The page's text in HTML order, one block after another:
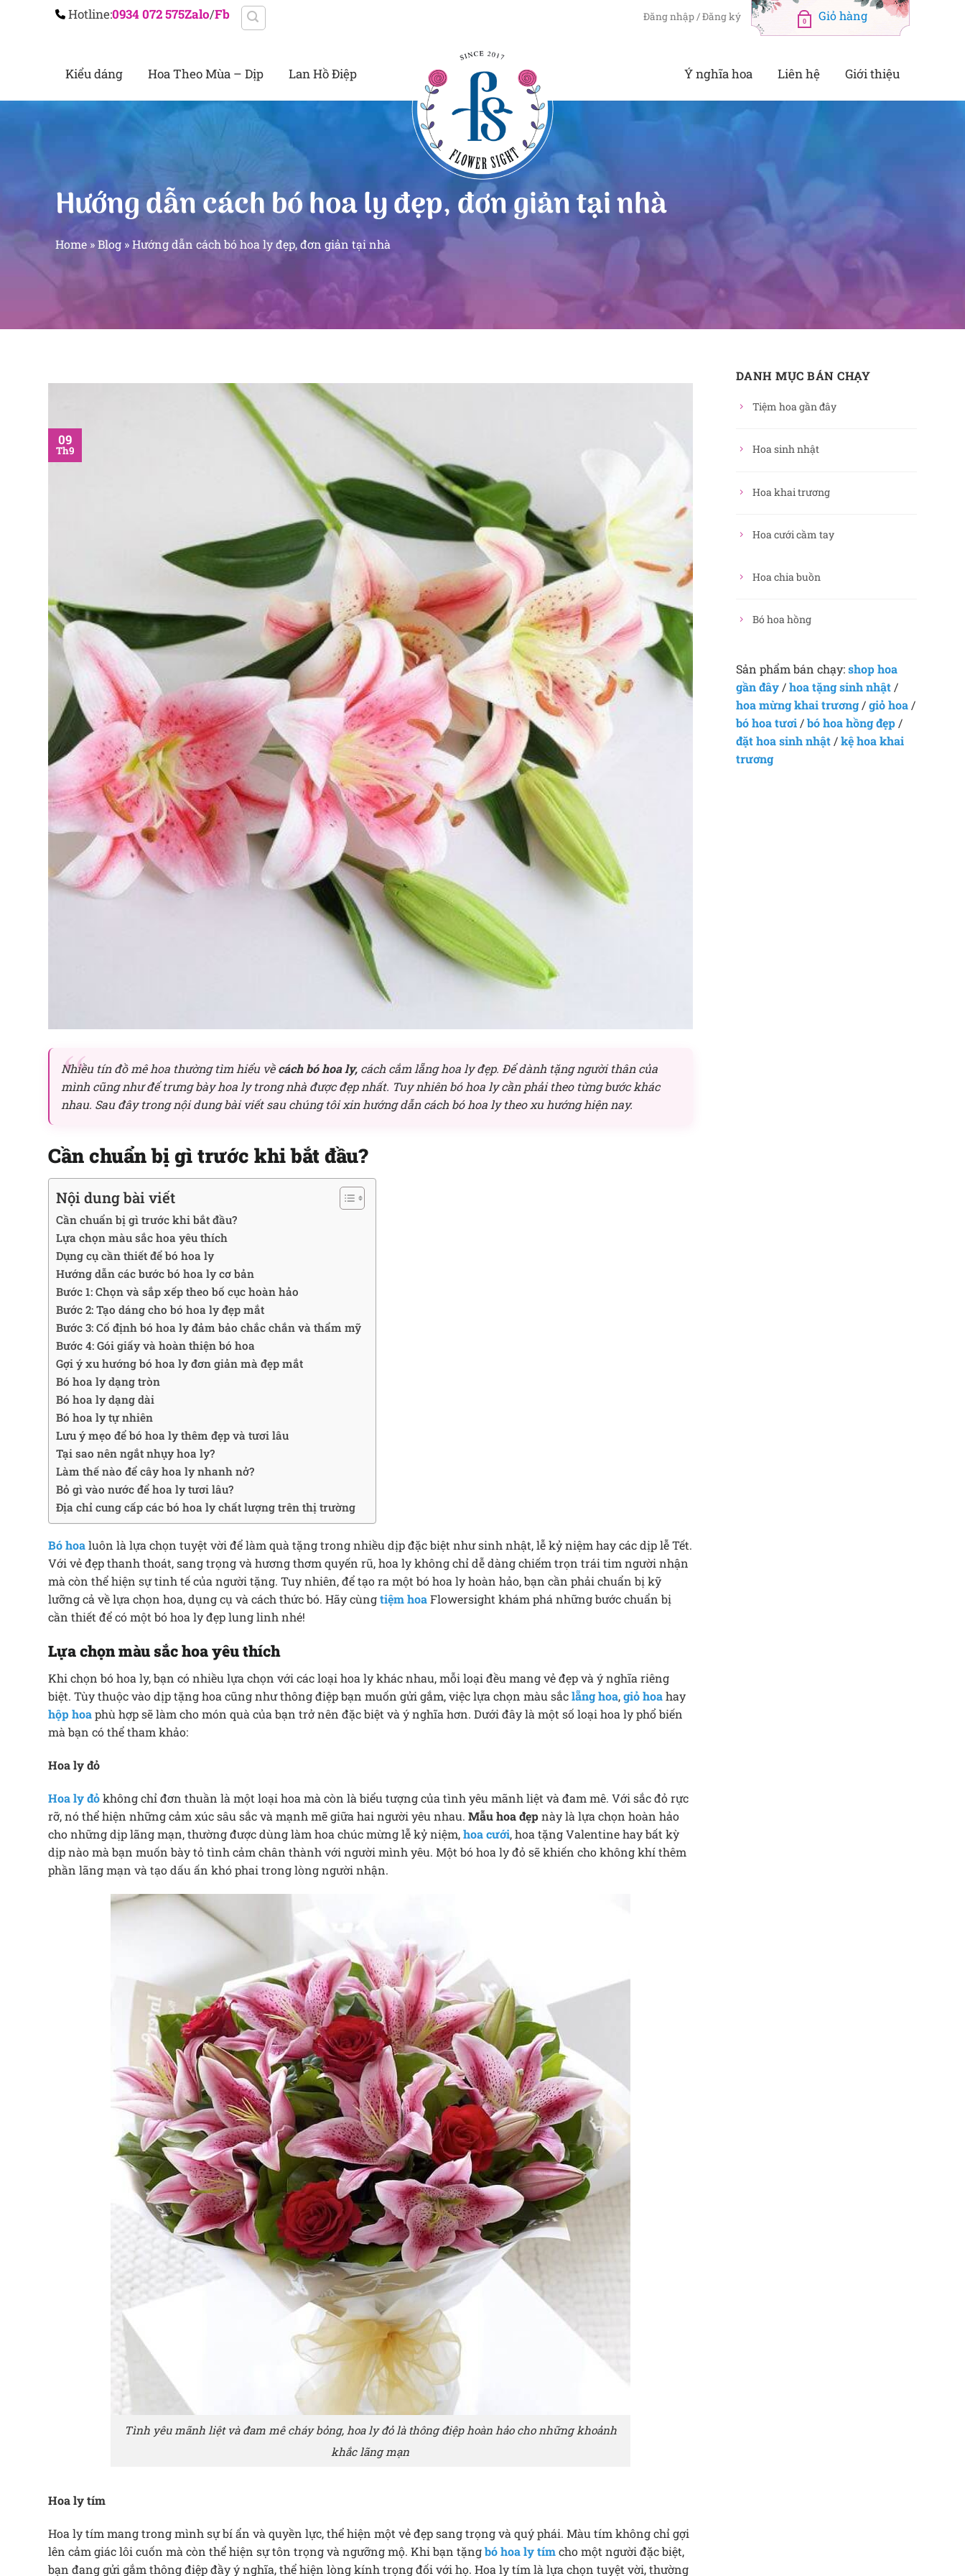
Hotline:0934 072 575Zalo/Fb Đăng nhập / Đăng ký 0
Kiểu dáng Hoa Theo Mùa – Dịp Lan Hồ Điệp Ý nghĩa hoa Liên hệ Giới thiệu
Hướng dẫn cách bó hoa ly đẹp, đơn giản tại nhà
Home »Blog »Hướng dẫn cách bó hoa ly đẹp, đơn giản tại nhà
09
Th9
Nhiều tín đồ mê hoa thường tìm hiểu vềcách bó hoa ly, cách cắm lẵng hoa ly đẹp. Để dành tặng người thân của
mình cũng như để trưng bày hoa ly trong nhà được đẹp nhất. Tuy nhiên bó hoa ly cần phải theo từng bước khác
nhau. Sau đây trong nội dung bài viết sau chúng tôi xin hướng dẫn cách bó hoa ly theo xu hướng hiện nay.
Cần chuẩn bị gì trước khi bắt đầu?
Nội dung bài viết
Cần chuẩn bị gì trước khi bắt đầu?
Lựa chọn màu sắc hoa yêu thích
Dụng cụ cần thiết để bó hoa ly
Hướng dẫn các bước bó hoa ly cơ bản
Bước 1: Chọn và sắp xếp theo bố cục hoàn hảo
Bước 2: Tạo dáng cho bó hoa ly đẹp mắt
Bước 3: Cố định bó hoa ly đảm bảo chắc chắn và thẩm mỹ
Bước 4: Gói giấy và hoàn thiện bó hoa
Gợi ý xu hướng bó hoa ly đơn giản mà đẹp mắt
Bó hoa ly dạng tròn
Bó hoa ly dạng dài
Bó hoa ly tự nhiên
Lưu ý mẹo để bó hoa ly thêm đẹp và tươi lâu
Tại sao nên ngắt nhụy hoa ly?
Làm thế nào để cây hoa ly nhanh nở?
Bỏ gì vào nước để hoa ly tươi lâu?
Địa chỉ cung cấp các bó hoa ly chất lượng trên thị trường
Bó hoaluôn là lựa chọn tuyệt vời để làm quà tặng trong nhiều dịp đặc biệt như sinh nhật, lễ kỷ niệm hay các dịp lễ Tết.
Với vẻ đẹp thanh thoát, sang trọng và hương thơm quyến rũ, hoa ly không chỉ dễ dàng chiếm trọn trái tim người nhận
mà còn thể hiện sự tinh tế của người tặng. Tuy nhiên, để tạo ra một bó hoa ly hoàn hảo, bạn cần phải chuẩn bị kỹ
lưỡng cả về lựa chọn hoa, dụng cụ và cách thức bó. Hãy cùngtiệm hoaFlowersight khám phá những bước chuẩn bị
cần thiết để có một bó hoa ly đẹp lung linh nhé!
Lựa chọn màu sắc hoa yêu thích
Khi chọn bó hoa ly, bạn có nhiều lựa chọn với các loại hoa ly khác nhau, mỗi loại đều mang vẻ đẹp và ý nghĩa riêng
biệt. Tùy thuộc vào dịp tặng hoa cũng như thông điệp bạn muốn gửi gắm, việc lựa chọn màu sắclẵng hoa,giỏ hoahay
hộp hoaphù hợp sẽ làm cho món quà của bạn trở nên đặc biệt và ý nghĩa hơn. Dưới đây là một số loại hoa ly phổ biến
mà bạn có thể tham khảo:
Hoa ly đỏ
Hoa ly đỏkhông chỉ đơn thuần là một loại hoa mà còn là biểu tượng của tình yêu mãnh liệt và đam mê. Với sắc đỏ rực
rỡ, nó thể hiện những cảm xúc sâu sắc và mạnh mẽ giữa hai người yêu nhau. Mẫu hoa đẹpnày là lựa chọn hoàn hảo
cho những dịp lãng mạn, thường được dùng làm hoa chúc mừng lễ kỷ niệm,hoa cưới, hoa tặng Valentine hay bất kỳ
dịp nào mà bạn muốn bày tỏ tình cảm chân thành với người mình yêu. Một bó hoa ly đỏ sẽ khiến cho không khí thêm
phần lãng mạn và tạo dấu ấn khó phai trong lòng người nhận.
Tình yêu mãnh liệt và đam mê cháy bỏng, hoa ly đỏ là thông điệp hoàn hảo cho những khoảnh
khắc lãng mạn
Hoa ly tím
Hoa ly tím mang trong mình sự bí ẩn và quyền lực, thể hiện một vẻ đẹp sang trọng và quý phái. Màu tím không chỉ gợi
lên cảm giác lôi cuốn mà còn thể hiện sự tôn trọng và ngưỡng mộ. Khi bạn tặngbó hoa ly tímcho một người đặc biệt,
bạn đang gửi gắm thông điệp đầy ý nghĩa, thể hiện lòng kính trọng đối với họ. Hoa ly tím là lựa chọn tuyệt vời, thường
DANH MỤC BÁN CHẠY
Tiệm hoa gần đây
Hoa sinh nhật
Hoa khai trương
Hoa cưới cầm tay
Hoa chia buồn
Bó hoa hồng
Sản phẩm bán chạy:shop hoa
gần đây/hoa tặng sinh nhật/
hoa mừng khai trương/giỏ hoa/
bó hoa tươi/bó hoa hồng đẹp/
đặt hoa sinh nhật /kệ hoa khai
trương